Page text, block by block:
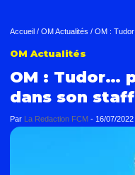
Accueil / OM Actualités / OM :
OM Actualités
OM : Tudor…
dans son
Par La Redaction FCM - 16/07/